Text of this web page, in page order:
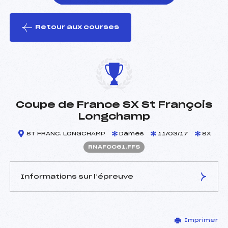
le ski
Retour aux courses
Coupe de France SX St François
Longchamp
ST FRANC. LONGCHAMP Dames 11/03/17 SX
RNAF0061.FFS
Informations sur l’épreuve
CUCHE DIDIER (CA)
Imprimer